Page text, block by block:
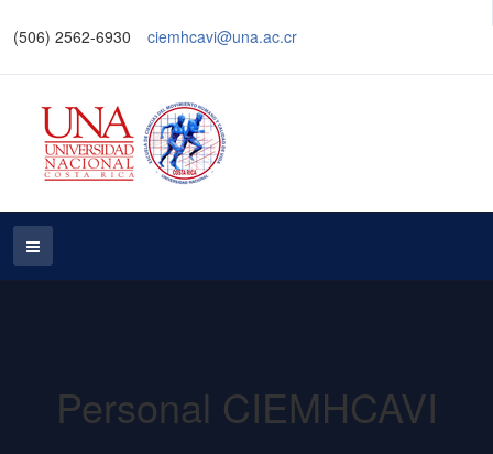
(506) 2562-6930 ciemhcavi@una.ac.cr
Personal CIEMHCAVI